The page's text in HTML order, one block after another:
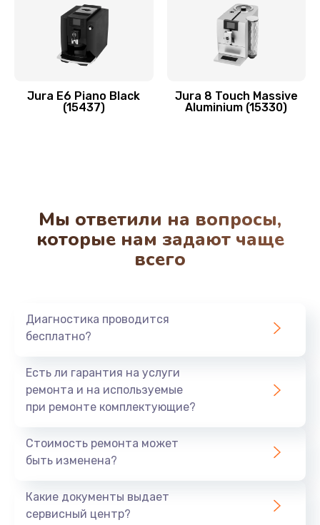
Jura E6 Piano Black
(15437)
Jura 8 Touch Massive
Aluminium (15330)
Мы ответили на вопросы,
которые нам задают чаще
всего
Диагностика проводится
бесплатно?
Есть ли гарантия на услуги
ремонта и на используемые
при ремонте комплектующие?
Стоимость ремонта может
быть изменена?
Какие документы выдает
сервисный центр?